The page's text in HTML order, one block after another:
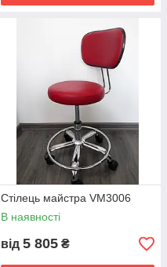
Стілець майстра VM3006
В наявності
від 5 805 ₴